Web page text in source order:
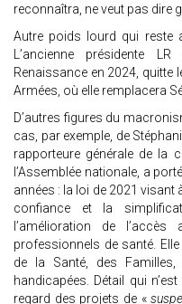
reconnaîtra, ne veut pas dire
Autre poids lourd qui reste
L’ancienne présidente
Renaissance en 2024, quitte
Armées, où elle remplacera
D’autres figures du
cas, par exemple, de
rapporteure générale de la
l’Assemblée nationale, a
années : la loi de 2021 visant
confiance et la
l’amélioration de
professionnels de santé.
de la Santé, des Familles,
handicapées. Détail qui
regard des projets de «